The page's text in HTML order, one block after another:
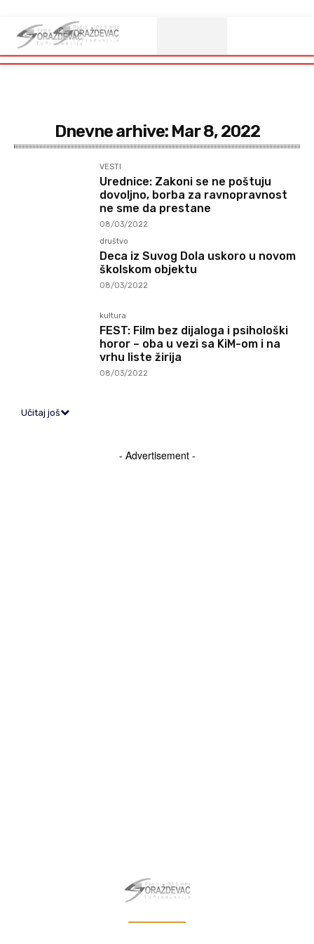
Dnevne arhive: Mar 8, 2022
VESTI
Urednice: Zakoni se ne poštuju
dovoljno, borba za ravnopravnost
ne sme da prestane
08/03/2022
društvo
Deca iz Suvog Dola uskoro u novom
školskom objektu
08/03/2022
kultura
FEST: Film bez dijaloga i psihološki
horor – oba u vezi sa KiM-om i na
vrhu liste žirija
08/03/2022
Učitaj još
- Advertisement -